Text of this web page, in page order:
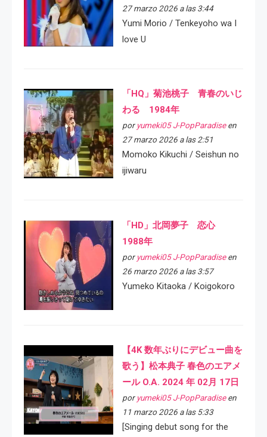
27 marzo 2026 a las 3:44
Yumi Morio / Tenkeyoho wa I
love U
「HQ」菊池桃子 青春のいじ
わる 1984年
por yumeki05 J-PopParadiseen
27 marzo 2026 a las 2:51
Momoko Kikuchi / Seishun no
ijiwaru
「HD」北岡夢子 恋心
1988年
por yumeki05 J-PopParadiseen
26 marzo 2026 a las 3:57
Yumeko Kitaoka / Koigokoro
【4K 数年ぶりにデビュー曲を
歌う】松本典子 春色のエアメ
ール O.A. 2024 年 02月 17日
por yumeki05 J-PopParadiseen
11 marzo 2026 a las 5:33
[Singing debut song for the